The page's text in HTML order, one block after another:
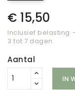
€ 15,50
Inclusief belasting
3 tot 7 dagen
Aantal
IN